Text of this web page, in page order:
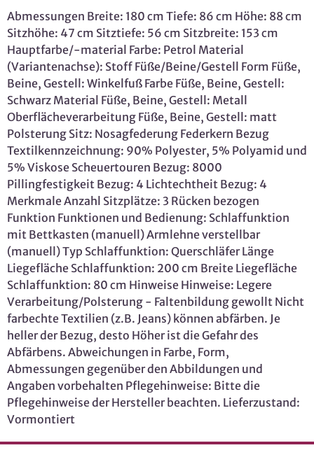
Abmessungen Breite: 180 cm Tiefe: 86 cm Höhe: 88 cm
Sitzhöhe: 47 cm Sitztiefe: 56 cm Sitzbreite: 153 cm
Hauptfarbe/-material Farbe: Petrol Material
(Variantenachse): Stoff Füße/Beine/Gestell Form Füße,
Beine, Gestell: Winkelfuß Farbe Füße, Beine, Gestell:
Schwarz Material Füße, Beine, Gestell: Metall
Oberflächeverarbeitung Füße, Beine, Gestell: matt
Polsterung Sitz: Nosagfederung Federkern Bezug
Textilkennzeichnung: 90% Polyester, 5% Polyamid und
5% Viskose Scheuertouren Bezug: 8000
Pillingfestigkeit Bezug: 4 Lichtechtheit Bezug: 4
Merkmale Anzahl Sitzplätze: 3 Rücken bezogen
Funktion Funktionen und Bedienung: Schlaffunktion
mit Bettkasten (manuell) Armlehne verstellbar
(manuell) Typ Schlaffunktion: Querschläfer Länge
Liegefläche Schlaffunktion: 200 cm Breite Liegefläche
Schlaffunktion: 80 cm Hinweise Hinweise: Legere
Verarbeitung/Polsterung - Faltenbildung gewollt Nicht
farbechte Textilien (z.B. Jeans) können abfärben. Je
heller der Bezug, desto Höher ist die Gefahr des
Abfärbens. Abweichungen in Farbe, Form,
Abmessungen gegenüber den Abbildungen und
Angaben vorbehalten Pflegehinweise: Bitte die
Pflegehinweise der Hersteller beachten. Lieferzustand:
Vormontiert